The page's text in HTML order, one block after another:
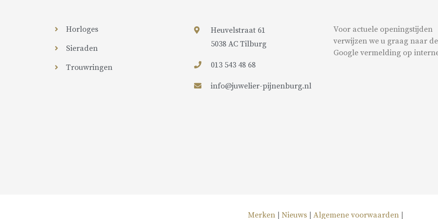
Horloges
Sieraden
Trouwringen
Heuvelstraat 61
5038 AC Tilburg
013 543 48 68
info@juwelier-pijnenburg.nl
Voor actuele openingstijden
verwijzen we u graag naar de
Google vermelding op
Merken | Nieuws | Algemene voorwaarden |